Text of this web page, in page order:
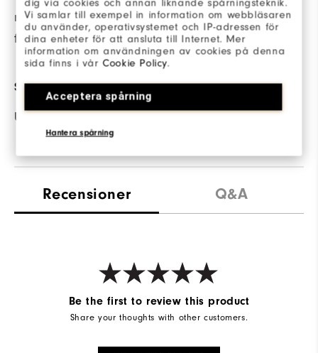
dig via cookies och annan liknande spårningsteknik.
Vi samlar till exempel in information om webbläsaren
du använder, operativsystemet och IP-adressen för
dina enheter för att ansluta till Internet. Mer
information om användningen av cookies på denna
sida finns i vårCookie Policy.
Acceptera spårning
Hantera spårning
när plagget utsätts
för fukt.
SOLSKYDD
UPF 30 solskydd
Recensioner Q&A
Be the first to review this product
Share your thoughts with other customers.